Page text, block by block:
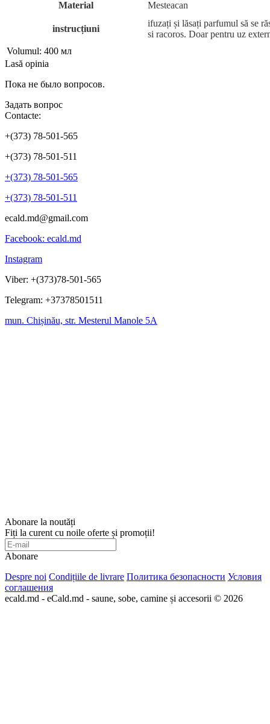
Material Mesteacan
instrucțiuni
ifuzați și lăsați parfumul să se
si racoros. Doar pentru uz
Volumul: 400 мл
Lasă opinia
Пока не было вопросов.
Задать вопрос
Contacte:
+(373) 78-501-565
+(373) 78-501-511
+(373) 78-501-565
+(373) 78-501-511
ecald.md@gmail.com
Facebook: ecald.md
Instagram
Viber: +(373)78-501-565
Telegram: +37378501511
mun. Chișinău, str. Mesterul Manole 5A
Abonare la noutăți
Fiți la curent cu noile oferte și promoții!
Abonare
Despre noi Condițiile de livrare Политика безопасности Условия
соглашения
ecald.md - eCald.md - saune, sobe, camine și accesorii © 2026